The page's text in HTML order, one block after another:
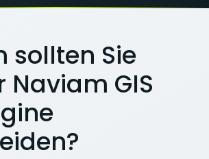
sollten Sie
Naviam GIS